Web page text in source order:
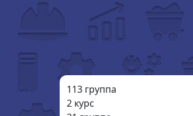
113 группа
2 курс